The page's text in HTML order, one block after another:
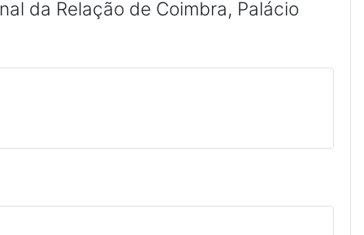
da Relação de Coimbra, Palácio